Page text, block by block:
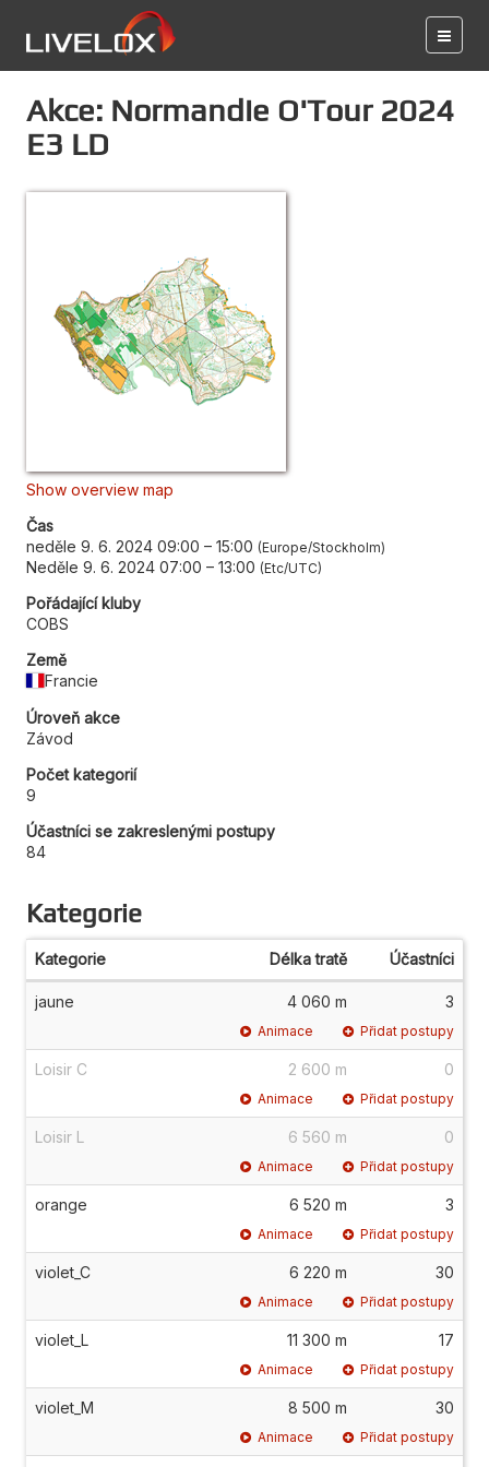
Akce: Normandie O'Tour 2024
E3 LD
Show overview map
Čas
neděle 9. 6. 2024 09:00 – 15:00 Europe/Stockholm
Neděle 9. 6. 2024 07:00 – 13:00 Etc/UTC
Pořádající kluby
COBS
Země
Francie
Úroveň akce
Závod
Počet kategorií
9
Účastníci se zakreslenými postupy
84
Kategorie
Kategorie Délka tratě Účastníci
jaune 4 060 m 3
Animace Přidat postupy
Loisir C 2 600 m 0
Animace Přidat postupy
Loisir L 6 560 m 0
Animace Přidat postupy
orange 6 520 m 3
Animace Přidat postupy
violet_C 6 220 m 30
Animace Přidat postupy
violet_L 11 300 m 17
Animace Přidat postupy
violet_M 8 500 m 30
Animace Přidat postupy